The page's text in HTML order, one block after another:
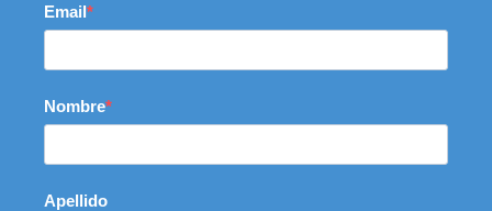
Email
Nombre
Apellido